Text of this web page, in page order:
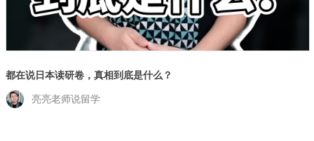
都在说日本读研卷，真相到底是什么？
亮亮老师说留学